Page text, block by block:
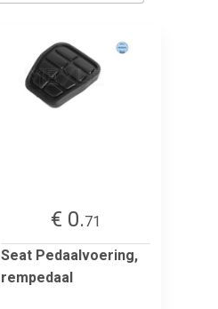
€ 0.71
Seat Pedaalvoering,
rempedaal